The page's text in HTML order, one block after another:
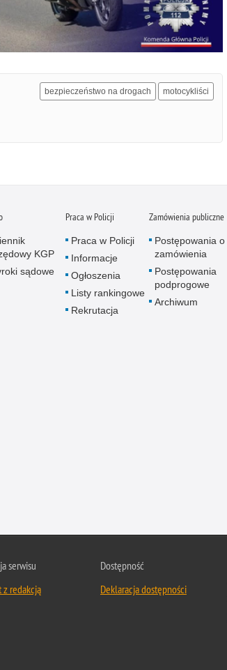
bezpieczeństwo na drogach motocykliści
KGP
sądowe
Praca w Policji
Praca w Policji
Informacje
Ogłoszenia
Listy rankingowe
Rekrutacja
Zamówienia publiczne
Postępowania o
zamówienia
Postępowania
podprogowe
Archiwum
serwisu
z redakcją
Dostępność
Deklaracja dostępności